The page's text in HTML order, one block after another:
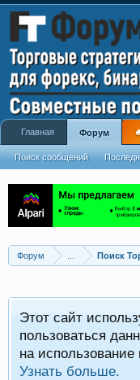
Форум Поиск
Этот сайт
пользоваться
на
Узнать больше.
Главная Форум
Поиск сообщений